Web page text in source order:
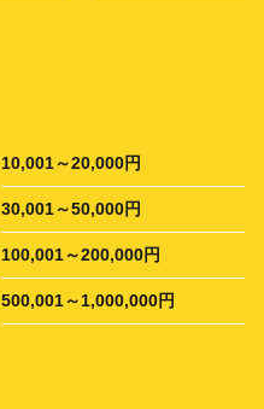
10,001～20,000円
30,001～50,000円
100,001～200,000円
500,001～1,000,000円